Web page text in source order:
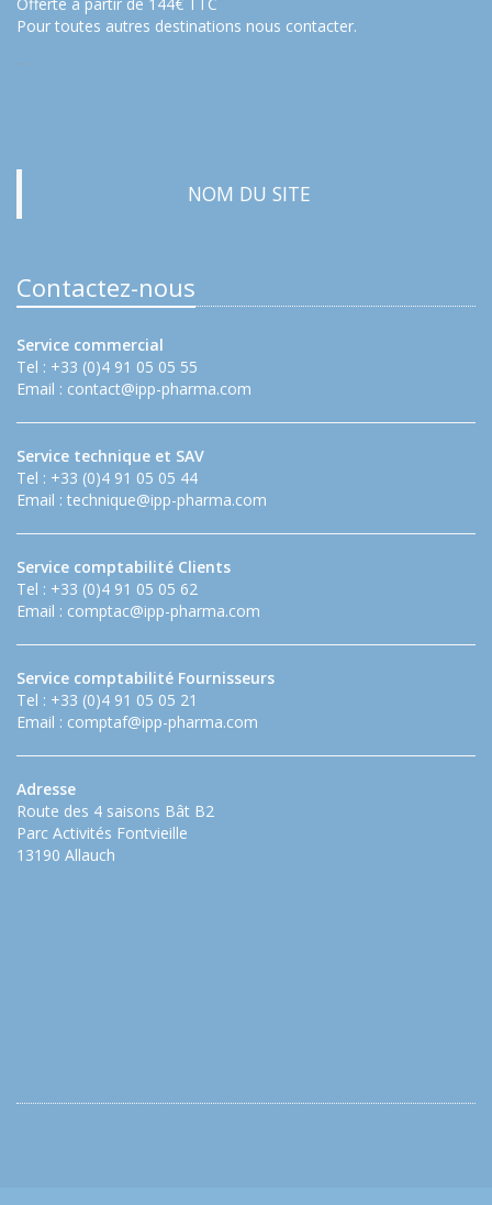
Pour toutes autres destinations nous contacter.
…
NOM DU SITE
Contactez-nous
Service commercial
Tel : +33 (0)4 91 05 05 55
Email : contact@ipp-pharma.com
Service technique et SAV
Tel : +33 (0)4 91 05 05 44
Email : technique@ipp-pharma.com
Service comptabilité Clients
Tel : +33 (0)4 91 05 05 62
Email : comptac@ipp-pharma.com
Service comptabilité Fournisseurs
Tel : +33 (0)4 91 05 05 21
Email : comptaf@ipp-pharma.com
Adresse
Route des 4 saisons Bât B2
Parc Activités Fontvieille
13190 Allauch